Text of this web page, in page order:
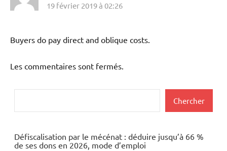
19 février 2019 à 02:26
Buyers do pay direct and oblique costs.
Les commentaires sont fermés.
Chercher
Défiscalisation par le mécénat : déduire jusqu’à 66 %
de ses dons en 2026, mode d’emploi